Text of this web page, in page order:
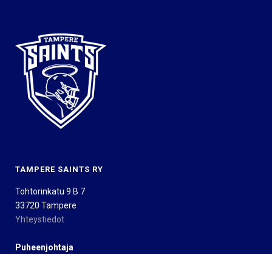
TAMPERE SAINTS RY
Tohtorinkatu 9 B 7
33720 Tampere
Yhteystiedot
Puheenjohtaja